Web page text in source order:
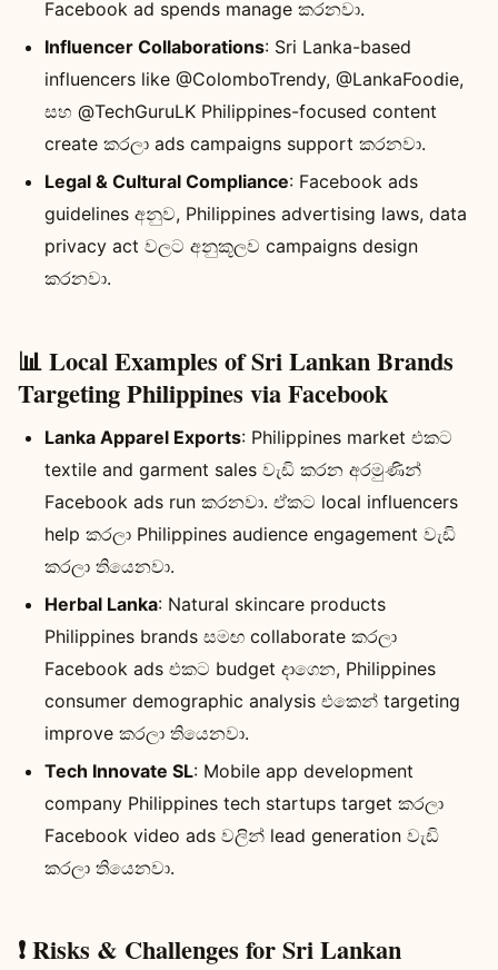
Facebook ad spends manage කරනවා.
Influencer Collaborations: Sri Lanka-based
influencers like @ColomboTrendy, @LankaFoodie,
සහ @TechGuruLK Philippines-focused content
create කරලා ads campaigns support කරනවා.
Legal & Cultural Compliance: Facebook ads
guidelines අනුව, Philippines advertising laws, data
privacy act වලට අනුකූලව campaigns design
කරනවා.
📊 Local Examples of Sri Lankan Brands
Targeting Philippines via Facebook
Lanka Apparel Exports: Philippines market එකට
textile and garment sales වැඩි කරන අරමුණින්
Facebook ads run කරනවා. ඒකට local influencers
help කරලා Philippines audience engagement වැඩි
කරලා තියෙනවා.
Herbal Lanka: Natural skincare products
Philippines brands සමඟ collaborate කරලා
Facebook ads එකට budget දාගෙන, Philippines
consumer demographic analysis එකෙන් targeting
improve කරලා තියෙනවා.
Tech Innovate SL: Mobile app development
company Philippines tech startups target කරලා
Facebook video ads වලින් lead generation වැඩි
කරලා තියෙනවා.
❗ Risks & Challenges for Sri Lankan